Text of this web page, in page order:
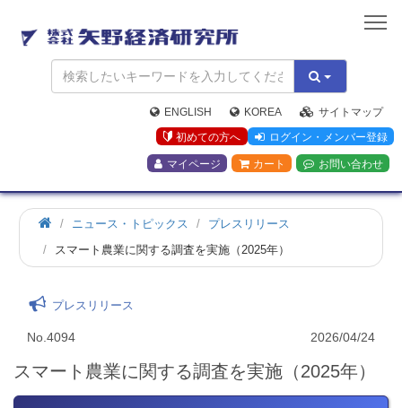
矢
野
経
済
研
究
所
ENGLISH KOREA
サイトマップ
初めての方へ
ログイン・メンバー登録
マイページ カート お問い合わせ
ニュース・トピックス
プレスリリース
スマート農業に関する調査を実施（2025年）
プレスリリース
No.4094 2026/04/24
スマート農業に関する調査を実施（2025年）